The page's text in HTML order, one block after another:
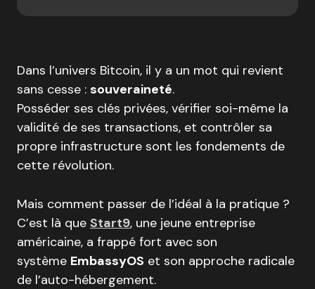
Dans l’univers Bitcoin, il y a un mot qui revient
sans cesse : souveraineté.
Posséder ses clés privées, vérifier soi-même la
validité de ses transactions, et contrôler sa
propre infrastructure sont les fondements de
cette révolution.
Mais comment passer de l’idéal à la pratique ?
C’est là que Start9, une jeune entreprise
américaine, a frappé fort avec son
système EmbassyOS et son approche radicale
de l’auto-hébergement.